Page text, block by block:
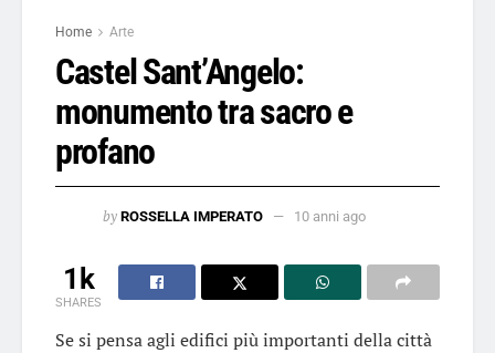
Home Arte
Castel Sant’Angelo:
monumento tra sacro e
profano
by ROSSELLA IMPERATO 10 anni ago
1k
SHARES
Se si pensa agli edifici più importanti della città